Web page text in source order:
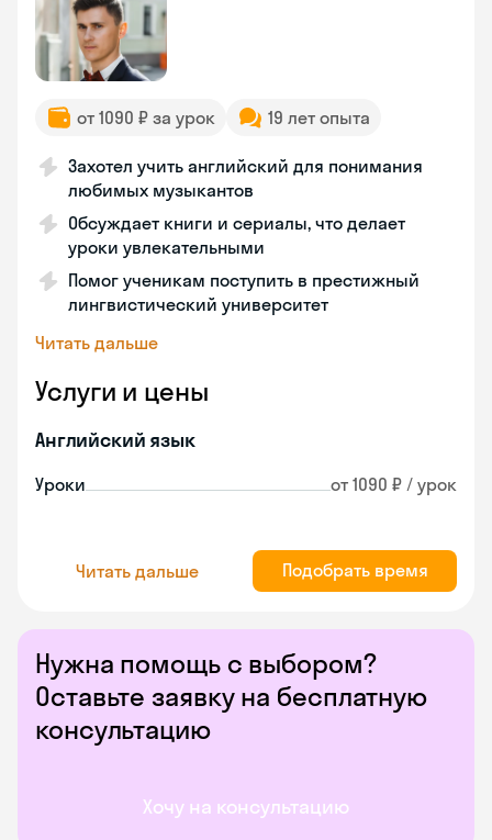
Нужна помощь с выбором?
Оставьте заявку на бесплатную
консультацию
Хочу на консультацию
от 1090 ₽ за урок 19 лет опыта
Захотел учить английский для понимания
любимых музыкантов
Обсуждает книги и сериалы, что делает
уроки увлекательными
Помог ученикам поступить в престижный
лингвистический университет
Читать дальше
Услуги и цены
Английский язык
Уроки от 1090 ₽ / урок
Читать дальше Подобрать время